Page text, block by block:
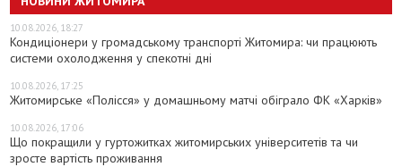
10.08.2026, 18:27
Кондиціонери у громадському транспорті Житомира: чи працюють
системи охолодження у спекотні дні
10.08.2026, 17:25
Житомирське «Полісся» у домашньому матчі обіграло ФК «Харків»
10.08.2026, 17:06
Що покращили у гуртожитках житомирських університетів та чи
зросте вартість проживання